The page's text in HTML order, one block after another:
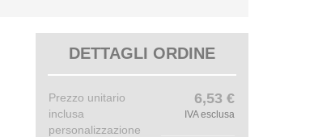
DETTAGLI ORDINE
Prezzo unitario
inclusa
personalizzazione
6,53 €
IVA esclusa